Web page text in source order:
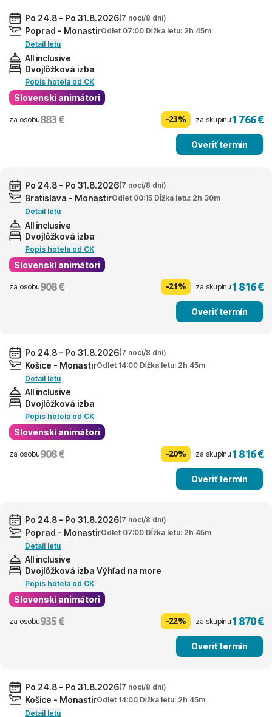
Po 24.8 - Po 31.8.2026(7 nocí/8 dní)
Poprad - MonastirOdlet 07:00 Dĺžka letu: 2h 45m
Detail letu
All inclusive
Dvojlôžková izba
Popis hotela od CK
Slovenskí animátori
za osobu883 € -23% za skupinu1 766 €
Overiť termín
Po 24.8 - Po 31.8.2026(7 nocí/8 dní)
Bratislava - MonastirOdlet 00:15 Dĺžka letu: 2h 30m
Detail letu
All inclusive
Dvojlôžková izba
Popis hotela od CK
Slovenskí animátori
za osobu908 € -21% za skupinu1 816 €
Overiť termín
Po 24.8 - Po 31.8.2026(7 nocí/8 dní)
Košice - MonastirOdlet 14:00 Dĺžka letu: 2h 45m
Detail letu
All inclusive
Dvojlôžková izba
Popis hotela od CK
Slovenskí animátori
za osobu908 € -20% za skupinu1 816 €
Overiť termín
Po 24.8 - Po 31.8.2026(7 nocí/8 dní)
Poprad - MonastirOdlet 07:00 Dĺžka letu: 2h 45m
Detail letu
All inclusive
Dvojlôžková izba Výhľad na more
Popis hotela od CK
Slovenskí animátori
za osobu935 € -22% za skupinu1 870 €
Overiť termín
Po 24.8 - Po 31.8.2026(7 nocí/8 dní)
Košice - MonastirOdlet 14:00 Dĺžka letu: 2h 45m
Detail letu